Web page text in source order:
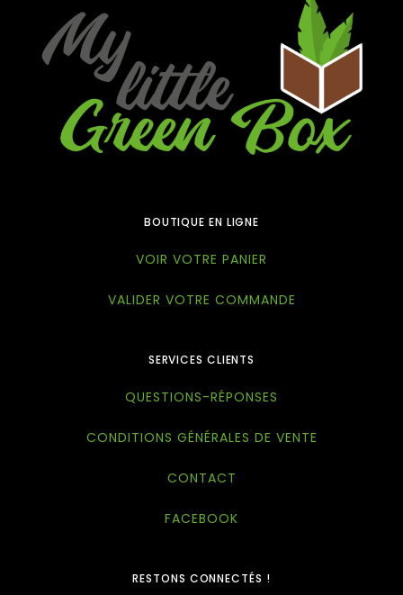
BOUTIQUE EN LIGNE
VOIR VOTRE PANIER
VALIDER VOTRE COMMANDE
SERVICES CLIENTS
QUESTIONS-RÉPONSES
CONDITIONS GÉNÉRALES DE VENTE
CONTACT
FACEBOOK
RESTONS CONNECTÉS !